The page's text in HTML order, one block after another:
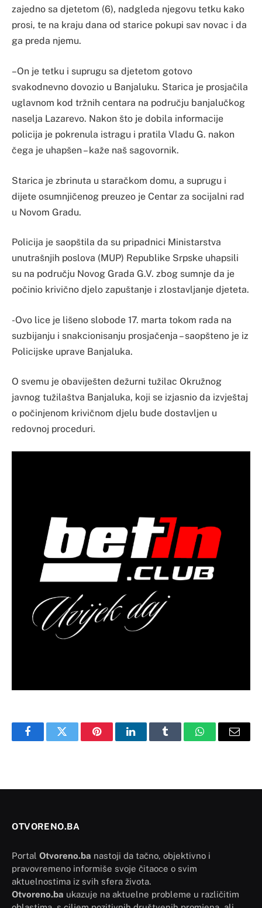
zajedno sa djetetom (6), nadgleda njegovu tetku kako
prosi, te na kraju dana od starice pokupi sav novac i da
ga preda njemu.
–On je tetku i suprugu sa djetetom gotovo
svakodnevno dovozio u Banjaluku. Starica je prosjačila
uglavnom kod tržnih centara na području banjalučkog
naselja Lazarevo. Nakon što je dobila informacije
policija je pokrenula istragu i pratila Vladu G. nakon
čega je uhapšen – kaže naš sagovornik.
Starica je zbrinuta u staračkom domu, a suprugu i
dijete osumnjičenog preuzeo je Centar za socijalni rad
u Novom Gradu.
Policija je saopštila da su pripadnici Ministarstva
unutrašnjih poslova (MUP) Republike Srpske uhapsili
su na području Novog Grada G.V. zbog sumnje da je
počinio krivično djelo zapuštanje i zlostavljanje djeteta.
-Ovo lice je lišeno slobode 17. marta tokom rada na
suzbijanju i snakcionisanju prosjačenja – saopšteno je iz
Policijske uprave Banjaluka.
O svemu je obaviješten dežurni tužilac Okružnog
javnog tužilaštva Banjaluka, koji se izjasnio da izvještaj
o počinjenom krivičnom djelu bude dostavljen u
redovnoj proceduri.
FacebookTwitter PinterestLinkedInTumblr WhatsAppEmail
OTVORENO.BA
Portal Otvoreno.ba nastoji da tačno, objektivno i
pravovremeno informiše svoje čitaoce o svim
aktuelnostima iz svih sfera života.
Otvoreno.ba ukazuje na aktuelne probleme u različitim